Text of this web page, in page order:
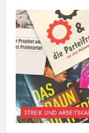
STREIK UND